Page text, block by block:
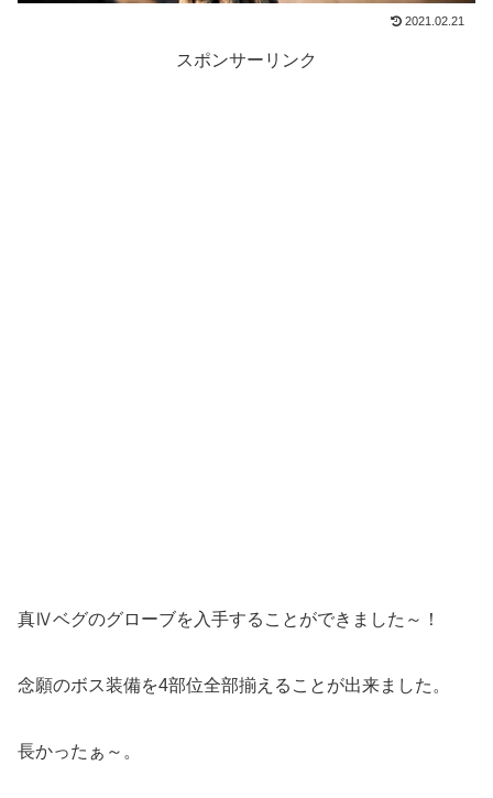
2021.02.21
スポンサーリンク
真Ⅳベグのグローブを入手することができました～！
念願のボス装備を4部位全部揃えることが出来ました。
長かったぁ～。